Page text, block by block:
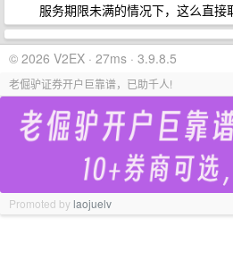
服务期限未满的情况下，这么直接
© 2026 V2EX · 27ms · 3.9.8.5
老倔驴证券开户巨靠谱，已助千人!
Promoted bylaojuelv